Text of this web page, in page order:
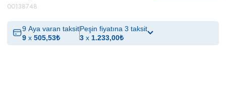
00138748
9 Aya varan taksit
9 x 505,53₺
Peşin fiyatına 3 taksit
3 x 1.233,00₺